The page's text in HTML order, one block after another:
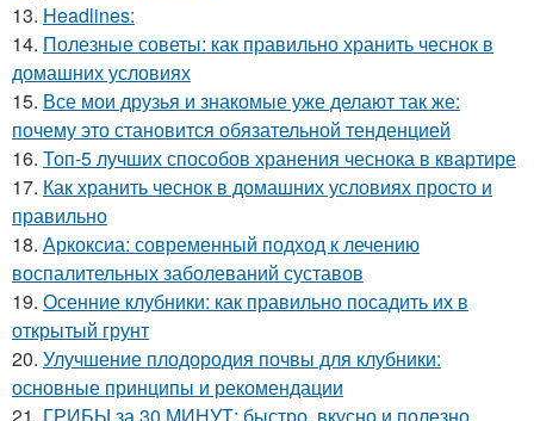
13. Headlines:
14. Полезные советы: как правильно хранить чеснок в
домашних условиях
15. Все мои друзья и знакомые уже делают так же:
почему это становится обязательной тенденцией
16. Топ-5 лучших способов хранения чеснока в квартире
17. Как хранить чеснок в домашних условиях просто и
правильно
18. Аркоксиа: современный подход к лечению
воспалительных заболеваний суставов
19. Осенние клубники: как правильно посадить их в
открытый грунт
20. Улучшение плодородия почвы для клубники:
основные принципы и рекомендации
21. ГРИБЫ за 30 МИНУТ: быстро, вкусно и полезно